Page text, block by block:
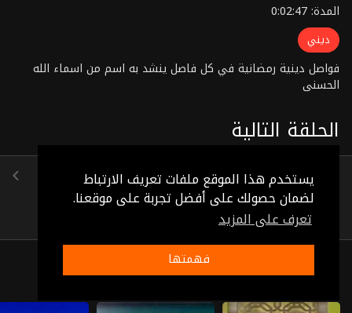
يستخدم هذا الموقع ملفات تعريف الارتباط
لضمان حصولك على أفضل تجربة على موقعنا.
تعرف على المزيد
فهمتها
المدة: 0:02:47
ديني
فواصل دينية رمضانية في كل فاصل ينشد به اسم من اسماء الله
الحسنى
الحلقة التالية
الحلقة 88
(0:02:02)
ذات صلة